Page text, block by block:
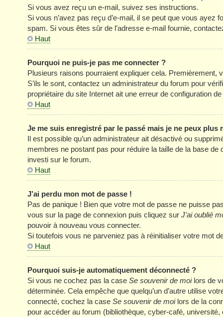
Si vous avez reçu un e-mail, suivez ses instructions.
Si vous n’avez pas reçu d’e-mail, il se peut que vous ayez
spam. Si vous êtes sûr de l’adresse e-mail fournie,
Haut
Pourquoi ne puis-je pas me connecter ?
Plusieurs raisons pourraient expliquer cela. Premièrement,
S’ils le sont, contactez un administrateur du forum pour
propriétaire du site Internet ait une erreur de configuration
Haut
Je me suis enregistré par le passé mais je ne peux plus
Il est possible qu’un administrateur ait désactivé ou
membres ne postant pas pour réduire la taille de la base
investi sur le forum.
Haut
J’ai perdu mon mot de passe !
Pas de panique ! Bien que votre mot de passe ne puisse
vous sur la page de connexion puis cliquez sur J’ai oublié
pouvoir à nouveau vous connecter.
Si toutefois vous ne parveniez pas à réinitialiser votre mot
Haut
Pourquoi suis-je automatiquement déconnecté ?
Si vous ne cochez pas la case Se souvenir de moilors de
déterminée. Cela empêche que quelqu’un d’autre utilise
connecté, cochez la case Se souvenir de moilors de la
pour accéder au forum (bibliothèque, cyber-café,